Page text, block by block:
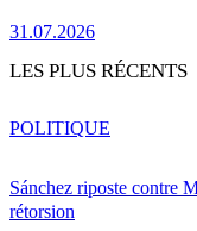
31.07.2026
LES PLUS RÉCENTS
Sánchez riposte contre
rétorsion
POLITIQUE